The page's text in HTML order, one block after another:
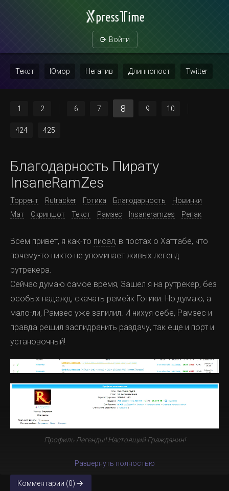
Войти
Текст Юмор Негатив Длиннопост Twitter
1 2 6 7 8 9 10
424 425
Благодарность Пирату
InsaneRamZes
Торрент Rutracker Готика Благодарность
Новинки
Мат
Скриншот Текст Рамзес Insaneramzes Репак
Всем привет, я как-то писал, в постах о Хаттабе, что
почему-то никто не упоминает живых легенд
рутрекера.
Сейчас думаю самое время, Зашел я на рутрекер, без
особых надежд, скачать ремейк Готики. Но думаю, а
мало-ли, Рамзес уже запилил. И нихуя себе, Рамзес и
правда решил заспидранить раздачу, так еще и порт и
установочный!
Профиль Легенды! Настоящий Гражданин!
Развернуть полностью
Комментарии (0)